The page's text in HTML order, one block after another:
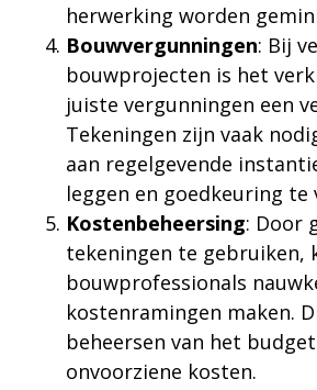
herwerking worden
Bouwvergunningen: Bij
bouwprojecten is het
juiste vergunningen een
Tekeningen zijn vaak
aan regelgevende
leggen en goedkeuring te
Kostenbeheersing: Door
tekeningen te gebruiken,
bouwprofessionals
kostenramingen maken.
beheersen van het
onvoorziene kosten.